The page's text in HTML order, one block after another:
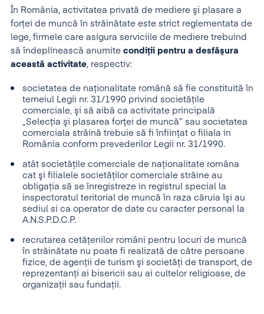
În România, activitatea privată de mediere şi plasare a
forţei de muncă în străinătate este strict reglementata de
lege, firmele care asigura serviciile de mediere trebuind
să îndeplinească anumite condiţii pentru a desfăşura
această activitate, respectiv:
societatea de naţionalitate română să fie constituită în
temeiul Legii nr. 31/1990 privind societăţile
comerciale, şi să aibă ca activitate principală
„Selecţia şi plasarea forţei de muncă” sau societatea
comerciala străină trebuie să fi înfiinţat o filiala in
România conform prevederilor Legii nr. 31/1990.
atât societăţile comerciale de naţionalitate româna
cat şi filialele societăţilor comerciale străine au
obligaţia să se înregistreze in registrul special la
inspectoratul teritorial de muncă în raza căruia îşi au
sediul si ca operator de date cu caracter personal la
A.N.S.P.D.C.P.
recrutarea cetăţenilor români pentru locuri de muncă
în străinătate nu poate fi realizată de către persoane
fizice, de agenţii de turism şi societăţi de transport, de
reprezentanţi ai bisericii sau ai cultelor religioase, de
organizaţii sau fundaţii.